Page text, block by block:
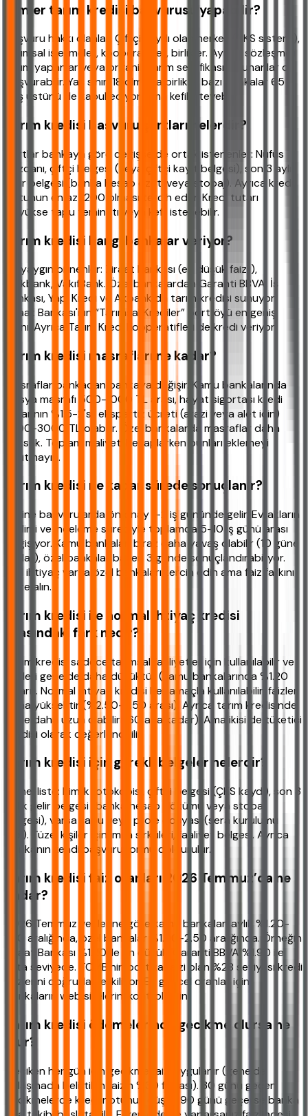
Kimler tarım kredisi başvurusu yapabilir?
Başvuru hakkı olanlar: Çiftçi kaydı olan herkes (ÇKS sistemi),
tarımsal işletmeler, kooperatifler, birlikler. Ayrıca sözleşmeli
tarım yapanlar veya organik tarım sertifikası bulunanlar da
başvurabilir. Yaş sınırı 18 olmakla birlikte bazı bankalar 65
yaş üstünü de kabul ediyor, ama kefil isteyebilir.
Tarım kredisi başvuru şartları nelerdir?
Şartlar bankaya göre değişse de ortak istenenler: Nüfus
cüzdanı, çiftçi belgesi (veya çiftçi kayıt belgesi), son 3 aylık
gelir belgesi (banka hesap özeti veya stopaj). Ayrıca kredi
notunun en az 1200 olması tercih edilir. Kredi tutarı
büyükse tapu teminatı veya kefil istenebilir.
Tarım kredisi hangi bankalar veriyor?
En yaygın bilinenler: Ziraat Bankası (en düşük faizli),
Halkbank, VakıfBank. Özel bankalardan Garanti BBVA, İş
Bankası, Yapı Kredi ve Akbank da tarım kredisi sunuyor.
Ziraat Bankası'nın “Tarımsal Krediler” portföyü en geniş
olanı. Ayrıca Tarım Kredi Kooperatifleri de kredi veriyor.
Tarım kredisi masrafları ne kadar?
Masraflar bankadan bankaya değişir. Kamu bankalarında
dosya masrafı 500-1000 TL arası, hayat sigortası kredi
tutarının %1.5-2'si, ekspertiz ücreti (arazi veya alet için)
1000-3000 TL olabilir. Özel bankalarda masraflar daha
yüksek. Toplam maliyeti hesaplarken bunları eklemeyi
unutmayın.
Tarım kredisi ne kadar sürede sonuçlanır?
Online başvurularda ön onay 1-2 iş gününde gelir. Evrakların
teslimi ve inceleme süreciyle toplamda 5-10 iş günü arası
değişiyor. Kamu bankaları biraz daha yavaş olabilir (10 güne
kadar), özel bankalar bazen 3 günde sonuçlandırabiliyor.
Acil ihtiyaç varsa özel bankaları tercih edin ama faiz farkını
göze alın.
Tarım kredisi ile normal ihtiyaç kredisi
arasındaki fark nedir?
Tarım kredisi sadece tarımsal faaliyetler için kullanılabilir ve
faizleri genelde daha düşüktür (kamu bankalarında %1.20
civarı). Normal ihtiyaç kredisi her amaçla kullanılabilir, faizler
daha yüksektir (%2.50-3.50 arası). Ayrıca tarım kredisinde
vade daha uzun olabilir (60 aya kadar). Ama ikisi de tüketici
kredisi olarak değerlendirilir.
Tarım kredisi için gerekli belgeler nelerdir?
Genel liste: Kimlik fotokopisi, çiftçi belgesi (ÇKS kaydı), son 3
aylık gelir belgesi (banka hesap dökümü veya stopaj
belgesi), varsa tapu veya proje dosyası (sera kurulumu
gibi). Tüzel kişiler için imza sirküleri, faaliyet belgesi. Ayrıca
bankanın kendi başvuru formu doldurulur.
Tarım kredisi faiz oranları 2026 Temmuz’da ne
kadar?
2026 Temmuz verilerine göre kamu bankaları aylık %1.20-
1.80 aralığında, özel bankalar %1.90-2.50 aralığında. Örneğin
Ziraat Bankası %1.20 ile en düşük, Garanti BBVA %1.90 ile
orta seviyede. TCMB'nin politika faizi olan %28 seviyesi kredi
faizlerini doğrudan etkiliyor. En güncel oranlar için
bankaların web sitelerini kontrol edin.
Tarım kredisi ödemelerinde gecikme olursa ne
olur?
Geciken her gün için gecikme faizi uygulanır (genelde
anlaşmada belirtilen faizin %30 fazlası). 30 günü geçen
gecikmelerde kredi notunuz düşer. 90 günü geçerse banka